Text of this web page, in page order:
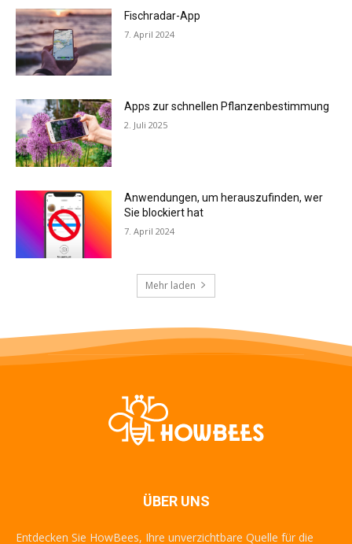
Fischradar-App
7. April 2024
Apps zur schnellen Pflanzenbestimmung
2. Juli 2025
Anwendungen, um herauszufinden, wer
Sie blockiert hat
7. April 2024
Mehr laden
ÜBER UNS
Entdecken Sie HowBees, Ihre unverzichtbare Quelle für die